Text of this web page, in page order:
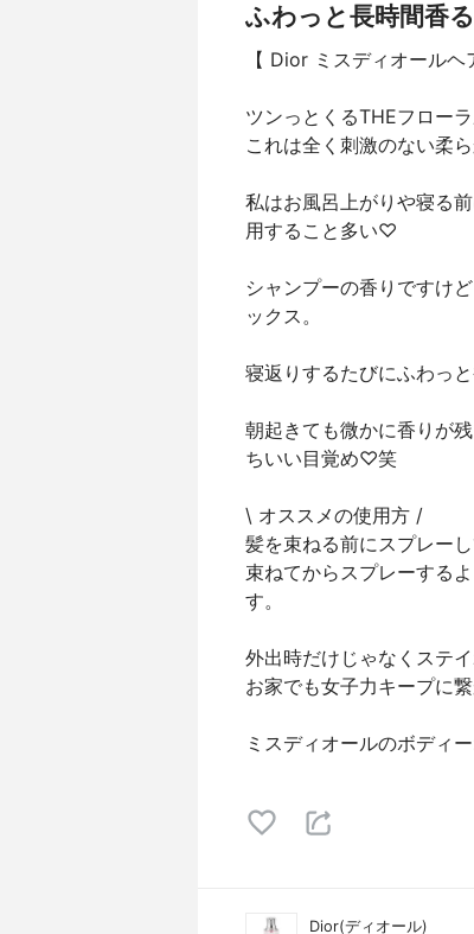
ふわっと長時間香
【 Dior ミスディオールヘ
ツンっとくるTHEフロー
これは全く刺激のない柔
私はお風呂上がりや寝る
用すること多い♡
シャンプーの香りですけ
ックス。
寝返りするたびにふわっと
朝起きても微かに香りが
ちいい目覚め♡笑
\ オススメの使用方 /
髪を束ねる前にスプレー
束ねてからスプレーする
す。
外出時だけじゃなくステ
お家でも女子力キープに繋
ミスディオールのボディ
Dior(ディオール)